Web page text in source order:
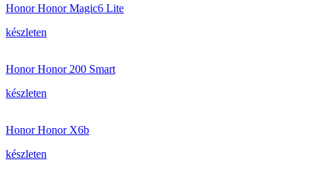
Honor Honor Magic6 Lite
készleten
Honor Honor 200 Smart
készleten
Honor Honor X6b
készleten